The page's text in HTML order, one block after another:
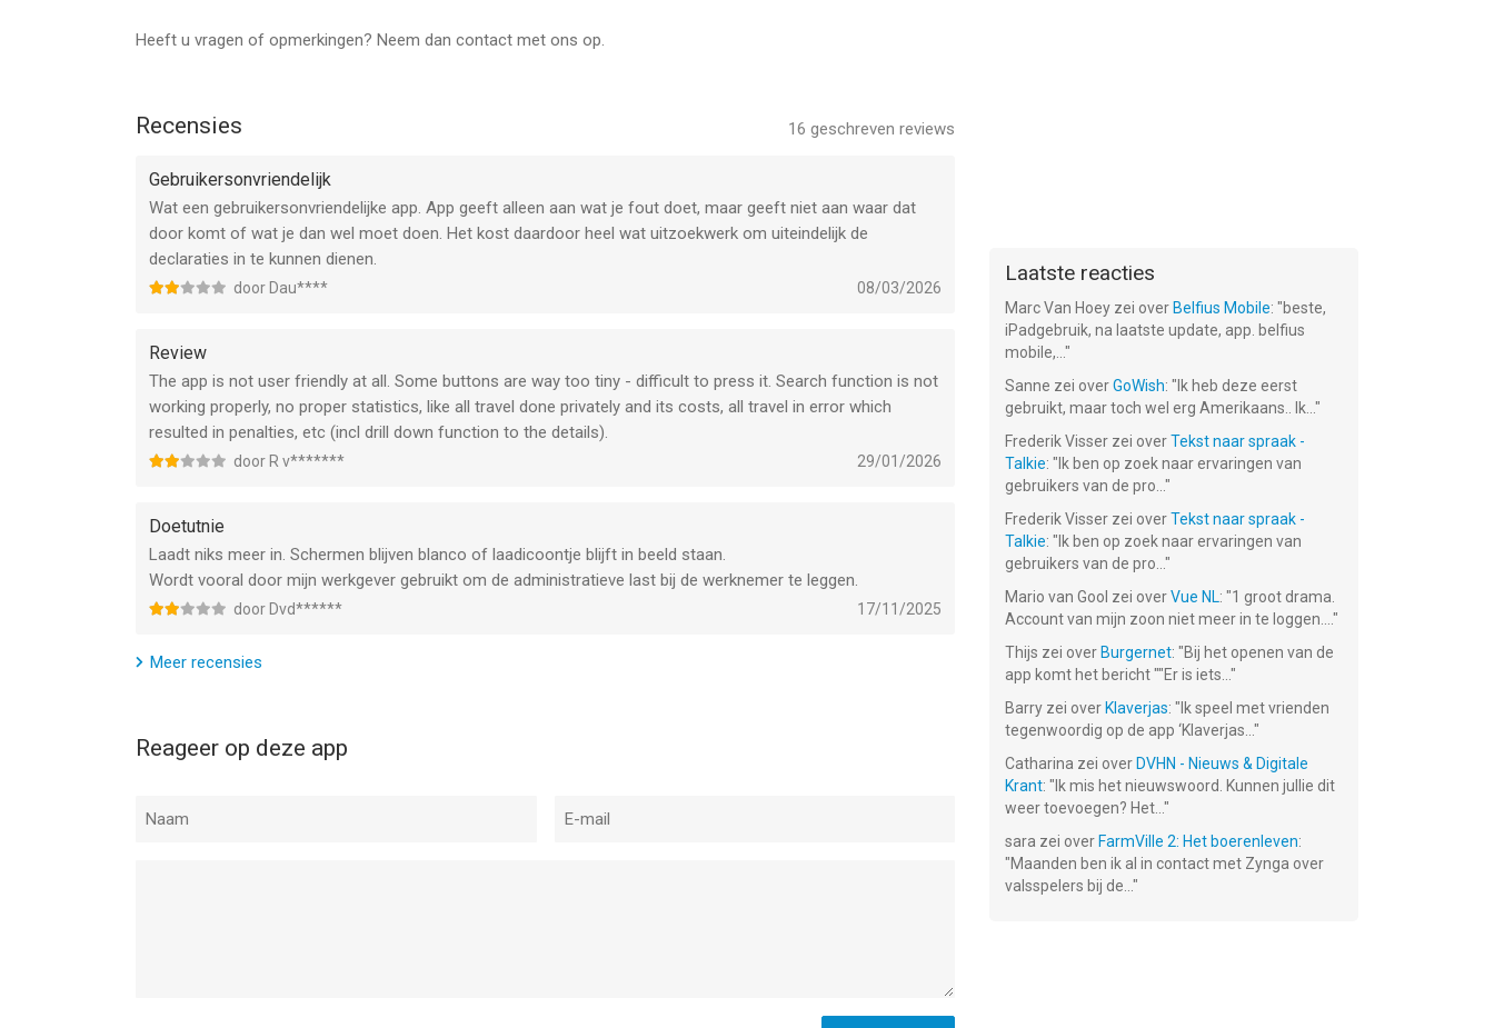
Heeft u vragen of opmerkingen? Neem dan contact met ons op.
16 geschreven reviews
Recensies
Gebruikersonvriendelijk
Wat een gebruikersonvriendelijke app. App geeft alleen aan wat je fout doet, maar geeft niet aan waar dat
door komt of wat je dan wel moet doen. Het kost daardoor heel wat uitzoekwerk om uiteindelijk de
declaraties in te kunnen dienen.
door Dau**** 08/03/2026
Review
The app is not user friendly at all. Some buttons are way too tiny - difficult to press it. Search function is not
working properly, no proper statistics, like all travel done privately and its costs, all travel in error which
resulted in penalties, etc (incl drill down function to the details).
door R v******* 29/01/2026
Doetutnie
Laadt niks meer in. Schermen blijven blanco of laadicoontje blijft in beeld staan.
Wordt vooral door mijn werkgever gebruikt om de administratieve last bij de werknemer te leggen.
door Dvd****** 17/11/2025
Meer recensies
Reageer op deze app
Laatste reacties
Marc Van Hoey zei over Belfius Mobile: "beste,
iPadgebruik, na laatste update, app. belfius
mobile,... "
Sanne zei overGoWish: " Ik heb deze eerst
gebruikt, maar toch wel erg Amerikaans.. Ik... "
Frederik Visser zei overTekst naar spraak -
Talkie: " Ik ben op zoek naar ervaringen van
gebruikers van de pro... "
Frederik Visser zei overTekst naar spraak -
Talkie: " Ik ben op zoek naar ervaringen van
gebruikers van de pro... "
Mario van Gool zei overVue NL: "1 groot drama.
Account van mijn zoon niet meer in te loggen.... "
Thijs zei over Burgernet: "Bij het openen van de
app komt het bericht ""Er is iets... "
Barry zei over Klaverjas: " Ik speel met vrienden
tegenwoordig op de app ‘Klaverjas... "
Catharina zei over DVHN - Nieuws & Digitale
Krant: " Ik mis het nieuwswoord. Kunnen jullie dit
weer toevoegen? Het... "
sara zei over FarmVille 2: Het boerenleven:
"Maanden ben ik al in contact met Zynga over
valsspelers bij de... "